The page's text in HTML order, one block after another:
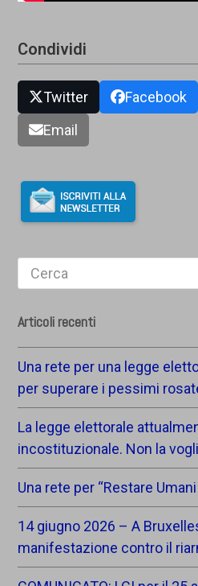
Condividi
Twitter Facebook
Email
Search
Articoli recenti
Una rete per una legge
per superare i pessimi
La legge elettorale
incostituzionale. Non la
Una rete per “Restare
14 giugno 2026 – A
manifestazione contro il